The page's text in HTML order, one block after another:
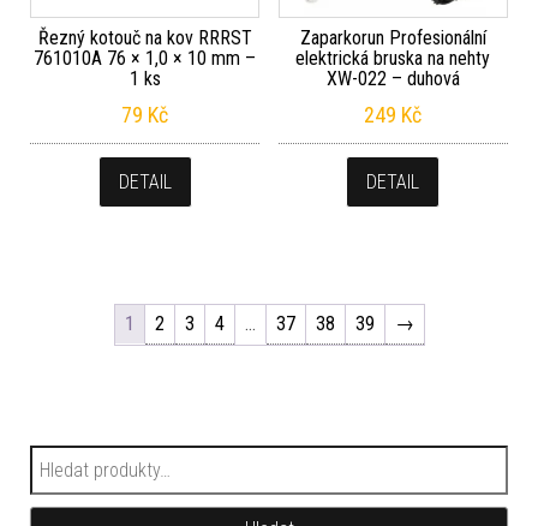
Řezný kotouč na kov RRRST
761010A 76 × 1,0 × 10 mm –
1 ks
79 Kč
DETAIL
Zaparkorun Profesionální
elektrická bruska na nehty
XW-022 – duhová
249 Kč
DETAIL
1 2 3 4 … 37 38 39 →
Hledat: